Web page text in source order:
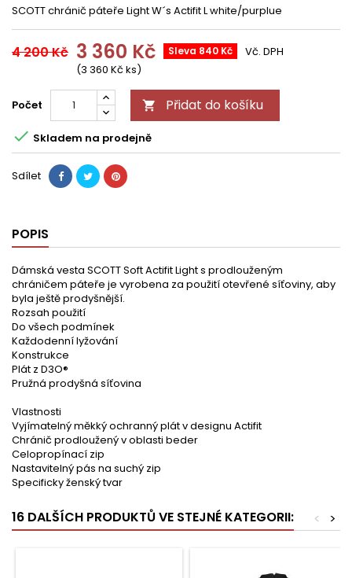
SCOTT chránič páteře Light W´s Actifit L white/purplue
4 200 Kč 3 360 Kč Sleva 840 Kč
(3 360 Kč ks)
Vč. DPH
Počet  Přidat do košíku
 Skladem na prodejně
Sdílet
POPIS
Dámská vesta SCOTT Soft Actifit Light s prodlouženým
chráničem páteře je vyrobena za použití otevřené síťoviny, aby
byla ještě prodyšnější.
Rozsah použití
Do všech podmínek
Každodenní lyžování
Konstrukce
Plát z D3O®
Pružná prodyšná síťovina
Vlastnosti
Vyjímatelný měkký ochranný plát v designu Actifit
Chránič prodloužený v oblasti beder
Celopropínací zip
Nastavitelný pás na suchý zip
Specificky ženský tvar
16 DALŠÍCH PRODUKTŮ VE STEJNÉ KATEGORII: >
<